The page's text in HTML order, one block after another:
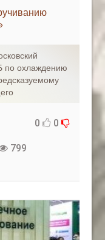
по охлаждению
0 0
799